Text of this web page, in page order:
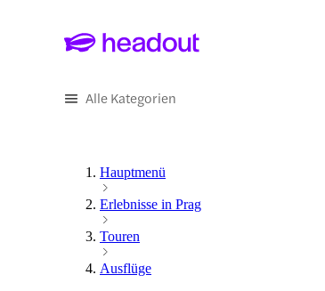
Alle Kategorien
Hauptmenü
Erlebnisse in Prag
Touren
Ausflüge